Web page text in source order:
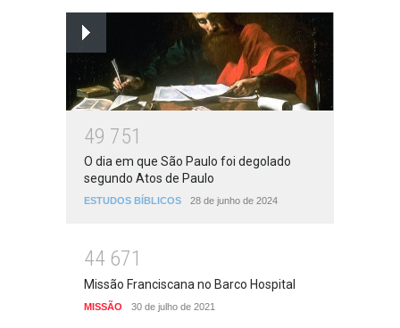
49 751
O dia em que São Paulo foi degolado
segundo Atos de Paulo
ESTUDOS BÍBLICOS 28 de junho de 2024
44 671
Missão Franciscana no Barco Hospital
MISSÃO 30 de julho de 2021